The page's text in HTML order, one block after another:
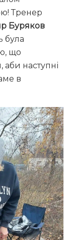
Тренер
Буряков
була
що
наступні
в